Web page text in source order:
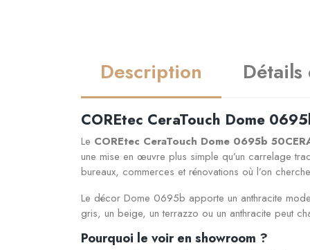
Description
COREtec CeraTouch Dome
Le COREtec CeraTouch Dome 0695b
une mise en œuvre plus simple qu’un carrelage
bureaux, commerces et rénovations où l’on
Le décor Dome 0695b apporte un anthracite
gris, un beige, un terrazzo ou un anthracite peut
Pourquoi le voir en showroom ?